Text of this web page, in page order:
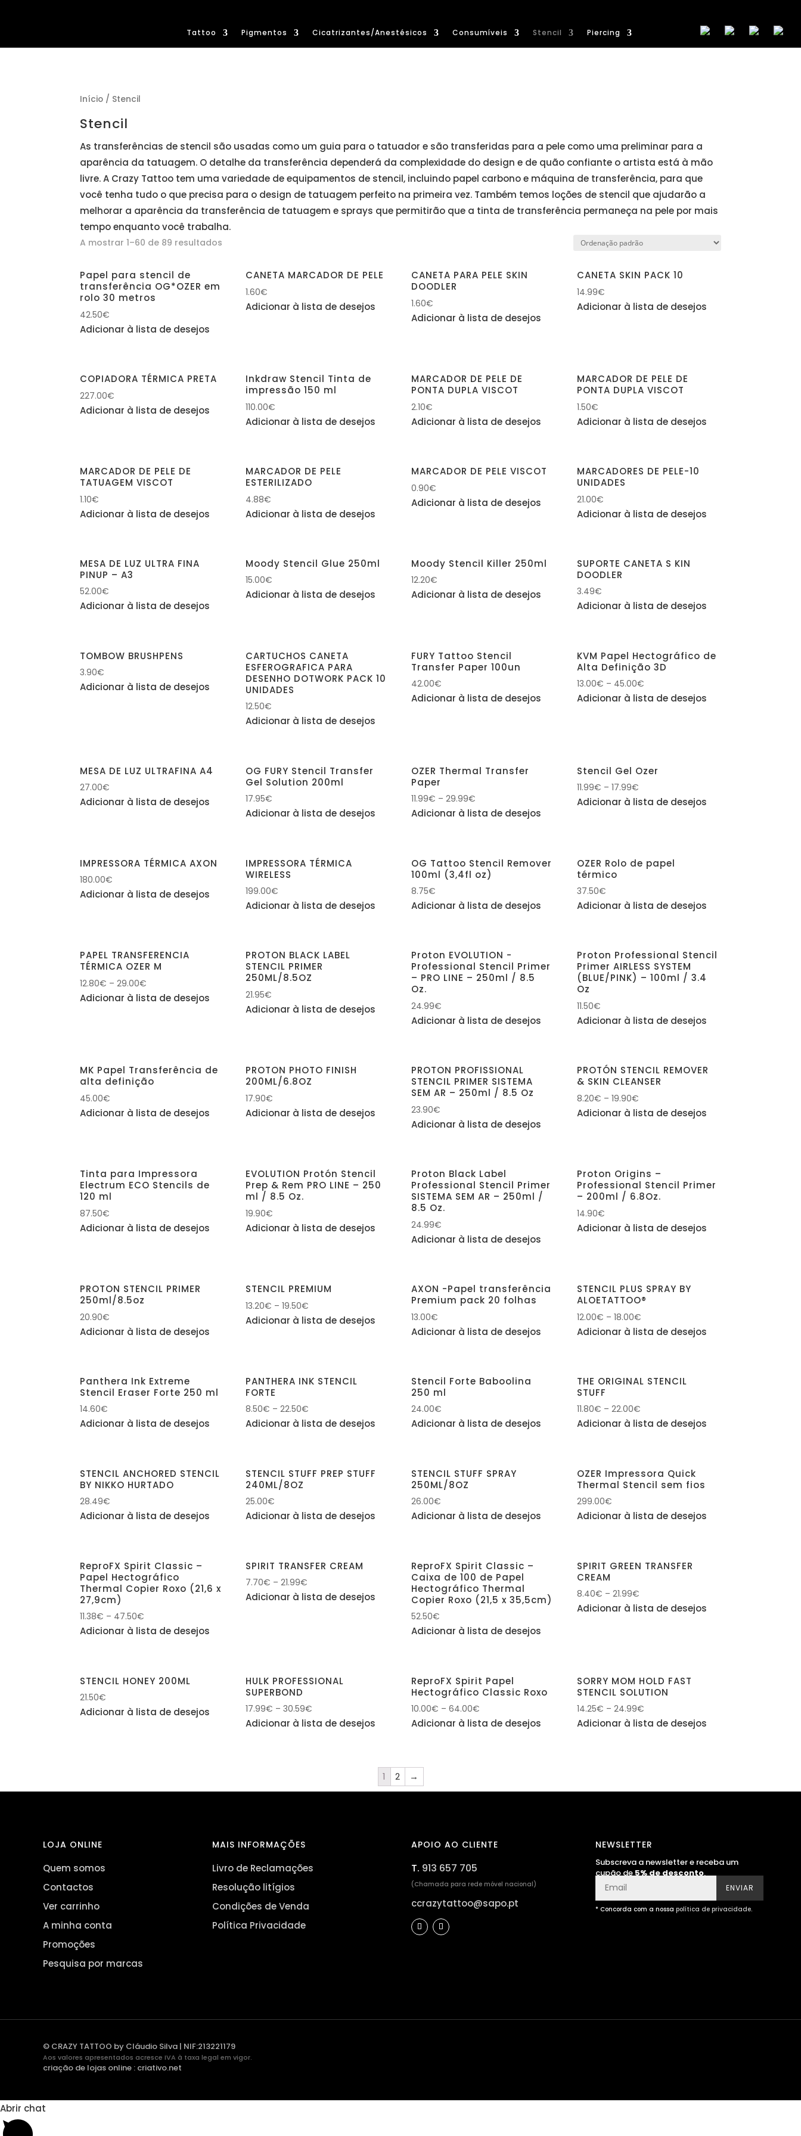
Tattoo Pigmentos Cicatrizantes/Anestésicos Consumíveis Stencil Piercing
Início / Stencil
Stencil
As transferências de stencil são usadas como um guia para o tatuador e são transferidas para a pele como uma preliminar para a
aparência da tatuagem. O detalhe da transferência dependerá da complexidade do design e de quão confiante o artista está à mão
livre. A Crazy Tattoo tem uma variedade de equipamentos de stencil, incluindo papel carbono e máquina de transferência, para que
você tenha tudo o que precisa para o design de tatuagem perfeito na primeira vez. Também temos loções de stencil que ajudarão a
melhorar a aparência da transferência de tatuagem e sprays que permitirão que a tinta de transferência permaneça na pele por mais
tempo enquanto você trabalha.
A mostrar 1–60 de 89 resultados
Papel para stencil de
transferência OG*OZER em
rolo 30 metros
42.50€
Adicionar à lista de desejos
CANETA MARCADOR DE PELE
1.60€
Adicionar à lista de desejos
CANETA PARA PELE SKIN
DOODLER
1.60€
Adicionar à lista de desejos
CANETA SKIN PACK 10
14.99€
Adicionar à lista de desejos
COPIADORA TÉRMICA PRETA
227.00€
Adicionar à lista de desejos
Inkdraw Stencil Tinta de
impressão 150 ml
110.00€
Adicionar à lista de desejos
MARCADOR DE PELE DE
PONTA DUPLA VISCOT
2.10€
Adicionar à lista de desejos
MARCADOR DE PELE DE
PONTA DUPLA VISCOT
1.50€
Adicionar à lista de desejos
MARCADOR DE PELE DE
TATUAGEM VISCOT
1.10€
Adicionar à lista de desejos
MARCADOR DE PELE
ESTERILIZADO
4.88€
Adicionar à lista de desejos
MARCADOR DE PELE VISCOT
0.90€
Adicionar à lista de desejos
MARCADORES DE PELE-10
UNIDADES
21.00€
Adicionar à lista de desejos
MESA DE LUZ ULTRA FINA
PINUP – A3
52.00€
Adicionar à lista de desejos
Moody Stencil Glue 250ml
15.00€
Adicionar à lista de desejos
Moody Stencil Killer 250ml
12.20€
Adicionar à lista de desejos
SUPORTE CANETA S KIN
DOODLER
3.49€
Adicionar à lista de desejos
TOMBOW BRUSHPENS
3.90€
Adicionar à lista de desejos
CARTUCHOS CANETA
ESFEROGRAFICA PARA
DESENHO DOTWORK PACK 10
UNIDADES
12.50€
Adicionar à lista de desejos
FURY Tattoo Stencil
Transfer Paper 100un
42.00€
Adicionar à lista de desejos
KVM Papel Hectográfico de
Alta Definição 3D
13.00€ – 45.00€
Adicionar à lista de desejos
MESA DE LUZ ULTRAFINA A4
27.00€
Adicionar à lista de desejos
OG FURY Stencil Transfer
Gel Solution 200ml
17.95€
Adicionar à lista de desejos
OZER Thermal Transfer
Paper
11.99€ –29.99€
Adicionar à lista de desejos
Stencil Gel Ozer
11.99€ –17.99€
Adicionar à lista de desejos
IMPRESSORA TÉRMICA AXON
180.00€
Adicionar à lista de desejos
IMPRESSORA TÉRMICA
WIRELESS
199.00€
Adicionar à lista de desejos
OG Tattoo Stencil Remover
100ml (3,4fl oz)
8.75€
Adicionar à lista de desejos
OZER Rolo de papel
térmico
37.50€
Adicionar à lista de desejos
PAPEL TRANSFERENCIA
TÉRMICA OZER M
12.80€ –29.00€
Adicionar à lista de desejos
PROTON BLACK LABEL
STENCIL PRIMER
250ML/8.5OZ
21.95€
Adicionar à lista de desejos
Proton EVOLUTION -
Professional Stencil Primer
– PRO LINE – 250ml / 8.5
Oz.
24.99€
Adicionar à lista de desejos
Proton Professional Stencil
Primer AIRLESS SYSTEM
(BLUE/PINK) – 100ml / 3.4
Oz
11.50€
Adicionar à lista de desejos
MK Papel Transferência de
alta definição
45.00€
Adicionar à lista de desejos
PROTON PHOTO FINISH
200ML/6.8OZ
17.90€
Adicionar à lista de desejos
PROTON PROFISSIONAL
STENCIL PRIMER SISTEMA
SEM AR – 250ml / 8.5 Oz
23.90€
Adicionar à lista de desejos
PROTÓN STENCIL REMOVER
& SKIN CLEANSER
8.20€ –19.90€
Adicionar à lista de desejos
Tinta para Impressora
Electrum ECO Stencils de
120 ml
87.50€
Adicionar à lista de desejos
EVOLUTION Protón Stencil
Prep & Rem PRO LINE – 250
ml / 8.5 Oz.
19.90€
Adicionar à lista de desejos
Proton Black Label
Professional Stencil Primer
SISTEMA SEM AR – 250ml /
8.5 Oz.
24.99€
Adicionar à lista de desejos
Proton Origins –
Professional Stencil Primer
– 200ml / 6.8Oz.
14.90€
Adicionar à lista de desejos
PROTON STENCIL PRIMER
250ml/8.5oz
20.90€
Adicionar à lista de desejos
STENCIL PREMIUM
13.20€ –19.50€
Adicionar à lista de desejos
AXON -Papel transferência
Premium pack 20 folhas
13.00€
Adicionar à lista de desejos
STENCIL PLUS SPRAY BY
ALOETATTOO®
12.00€ –18.00€
Adicionar à lista de desejos
Panthera Ink Extreme
Stencil Eraser Forte 250 ml
14.60€
Adicionar à lista de desejos
PANTHERA INK STENCIL
FORTE
8.50€ –22.50€
Adicionar à lista de desejos
Stencil Forte Baboolina
250 ml
24.00€
Adicionar à lista de desejos
THE ORIGINAL STENCIL
STUFF
11.80€ –22.00€
Adicionar à lista de desejos
STENCIL ANCHORED STENCIL
BY NIKKO HURTADO
28.49€
Adicionar à lista de desejos
STENCIL STUFF PREP STUFF
240ML/8OZ
25.00€
Adicionar à lista de desejos
STENCIL STUFF SPRAY
250ML/8OZ
26.00€
Adicionar à lista de desejos
OZER Impressora Quick
Thermal Stencil sem fios
299.00€
Adicionar à lista de desejos
ReproFX Spirit Classic –
Papel Hectográfico
Thermal Copier Roxo (21,6 x
27,9cm)
11.38€ – 47.50€
Adicionar à lista de desejos
SPIRIT TRANSFER CREAM
7.70€ –21.99€
Adicionar à lista de desejos
ReproFX Spirit Classic –
Caixa de 100 de Papel
Hectográfico Thermal
Copier Roxo (21,5 x 35,5cm)
52.50€
Adicionar à lista de desejos
SPIRIT GREEN TRANSFER
CREAM
8.40€ –21.99€
Adicionar à lista de desejos
STENCIL HONEY 200ML
21.50€
Adicionar à lista de desejos
HULK PROFESSIONAL
SUPERBOND
17.99€ –30.59€
Adicionar à lista de desejos
ReproFX Spirit Papel
Hectográfico Classic Roxo
10.00€ –64.00€
Adicionar à lista de desejos
SORRY MOM HOLD FAST
STENCIL SOLUTION
14.25€ –24.99€
Adicionar à lista de desejos
1 2 →
LOJA ONLINE
Quem somos
Contactos
Ver carrinho
A minha conta
Promoções
Pesquisa por marcas
MAIS INFORMAÇÕES
Livro de Reclamações
Resolução litígios
Condições de Venda
Política Privacidade
APOIO AO CLIENTE
T. 913 657 705
(Chamada para rede móvel nacional)
ccrazytattoo@sapo.pt
NEWSLETTER
Subscreva a newsletter e receba um
cupão de5% de desconto.
ENVIAR
* Concorda com a nossa política de privacidade.
© CRAZY TATTOO by Cláudio Silva | NIF:213221179
Aos valores apresentados acresce IVA à taxa legal em vigor.
criação de lojas online : criativo.net
Abrir chat